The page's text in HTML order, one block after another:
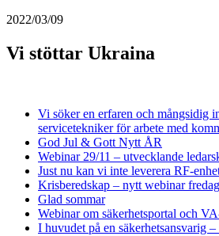
2022/03/09
Vi stöttar Ukraina
Vi söker en erfaren och mångsidig
servicetekniker för arbete med
God Jul & Gott Nytt ÅR
Webinar 29/11 – utvecklande
Just nu kan vi inte leverera RF-
Krisberedskap – nytt webinar
Glad sommar
Webinar om säkerhetsportal och
I huvudet på en säkerhetsansvarig